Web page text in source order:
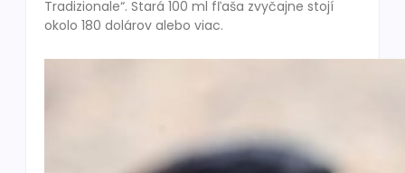
Tradizionale“. Stará 100 ml fľaša zvyčajne stojí
okolo 180 dolárov alebo viac.